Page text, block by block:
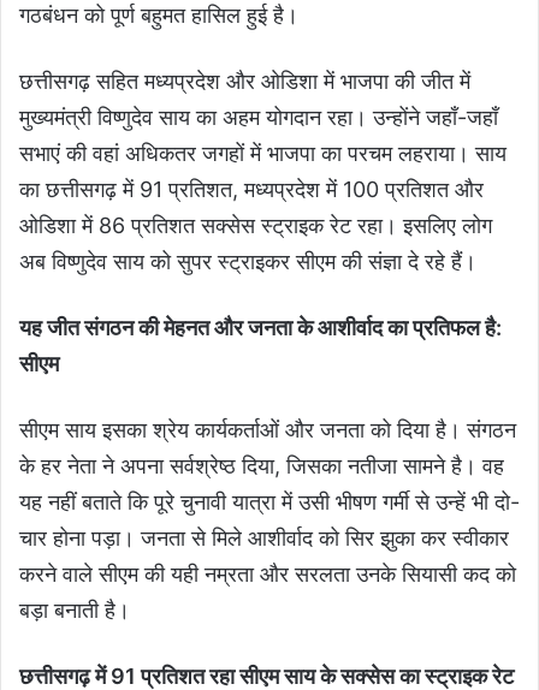
गठबंधन को पूर्ण बहुमत हासिल हुई है।
छत्तीसगढ़ सहित मध्यप्रदेश और ओडिशा में भाजपा की जीत में
मुख्यमंत्री विष्णुदेव साय का अहम योगदान रहा। उन्होंने जहाँ-जहाँ
सभाएं की वहां अधिकतर जगहों में भाजपा का परचम लहराया। साय
का छत्तीसगढ़ में 91 प्रतिशत, मध्यप्रदेश में 100 प्रतिशत और
ओडिशा में 86 प्रतिशत सक्सेस स्ट्राइक रेट रहा। इसलिए लोग
अब विष्णुदेव साय को सुपर स्ट्राइकर सीएम की संज्ञा दे रहे हैं।
यह जीत संगठन की मेहनत और जनता के आशीर्वाद का प्रतिफल है:
सीएम
सीएम साय इसका श्रेय कार्यकर्ताओं और जनता को दिया है। संगठन
के हर नेता ने अपना सर्वश्रेष्ठ दिया, जिसका नतीजा सामने है। वह
यह नहीं बताते कि पूरे चुनावी यात्रा में उसी भीषण गर्मी से उन्हें भी दो-
चार होना पड़ा। जनता से मिले आशीर्वाद को सिर झुका कर स्वीकार
करने वाले सीएम की यही नम्रता और सरलता उनके सियासी कद को
बड़ा बनाती है।
छत्तीसगढ़ में 91 प्रतिशत रहा सीएम साय के सक्सेस का स्ट्राइक रेट